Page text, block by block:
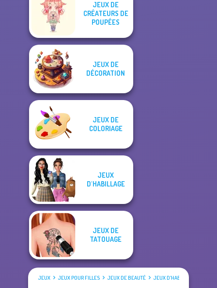
JEUX DE
CRÉATEURS DE
POUPÉES
JEUX DE
DÉCORATION
JEUX DE
COLORIAGE
JEUX
D'HABILLAGE
JEUX DE
TATOUAGE
JEUX JEUX POUR FILLES JEUX DE BEAUTÉ JEUX D'HABILLAGE